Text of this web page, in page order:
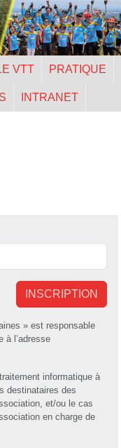
VTT PRATIQUE
INTRANET
INSCRIPTION
» est responsable
à l’adresse
informatique à
destinataires des
et/ou le cas
en charge de